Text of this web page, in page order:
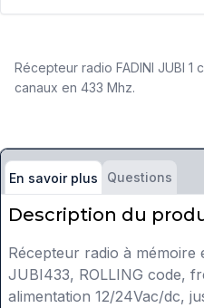
Récepteur radio FADINI JUBI
canaux en 433 Mhz.
En savoir plus Questions
Description du
Récepteur radio à mémoire
JUBI433, ROLLING code,
alimentation 12/24Vac/dc,